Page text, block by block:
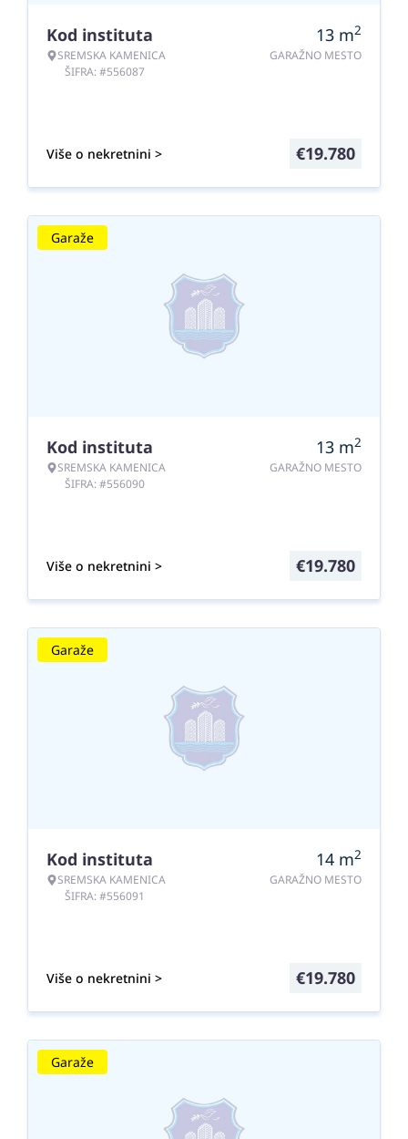
Kod instituta
SREMSKA KAMENICA
ŠIFRA: #556087
13 m2
GARAŽNO MESTO
Više o nekretnini > €19.780
Garaže
Kod instituta
SREMSKA KAMENICA
ŠIFRA: #556090
13 m2
GARAŽNO MESTO
Više o nekretnini > €19.780
Garaže
Kod instituta
SREMSKA KAMENICA
ŠIFRA: #556091
14 m2
GARAŽNO MESTO
Više o nekretnini > €19.780
Garaže